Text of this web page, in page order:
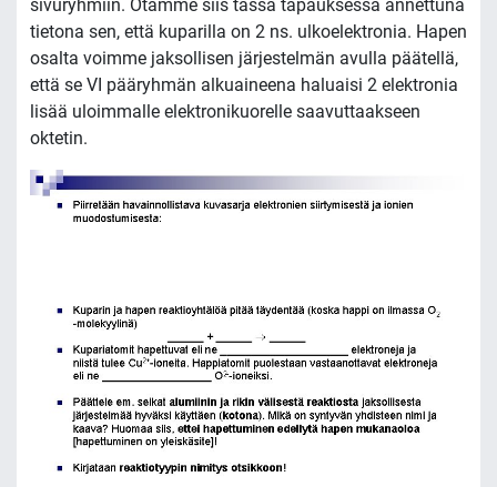
sivuryhmiin. Otamme siis tässä tapauksessa annettuna
tietona sen, että kuparilla on 2 ns. ulkoelektronia. Hapen
osalta voimme jaksollisen järjestelmän avulla päätellä,
että se VI pääryhmän alkuaineena haluaisi 2 elektronia
lisää uloimmalle elektronikuorelle saavuttaakseen
oktetin.